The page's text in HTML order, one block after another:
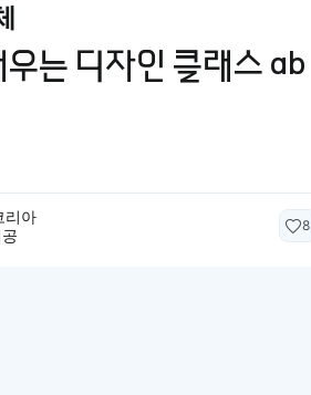
는 디자인 클래스 ab
리아
8